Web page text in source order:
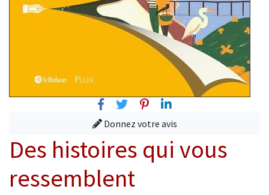
FacebookTwitterPinterest
Linkedin
Donnez votre avis
Des histoires qui vous
ressemblent